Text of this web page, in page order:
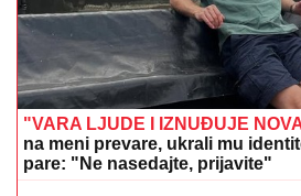
prirodan izgled: Sada isplivala
Tresla se Srbija:
zemljotres
(VIDEO) JOVANA
PREKINULA